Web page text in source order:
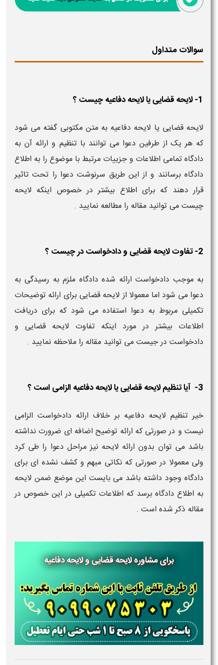
سوالات متداول
1- لایحه قضایی یا لایحه دفاعیه چیست ؟
لایحه قضایی یا لایحه دفاعیه به متن مکتوبی گفته می شود
که هر یک از طرفین دعوا می توانند با تنظیم و ارائه آن به
دادگاه تمامی اطلاعات و جزییات مرتبط با موضوع را به اطلاع
دادگاه برسانند و از این طریق سرنوشت دعوا را تحت تاثیر
قرار دهند که برای اطلاع بیشتر در خصوص اینکه لایحه
چیست می توانید مقاله را مطالعه نمایید .
2- تفاوت لایحه قضایی و دادخواست در چیست ؟
به موجب دادخواست ارائه شده دادگاه ملزم به رسیدگی به
دعوا می شود اما معمولا از لایحه قضایی برای ارائه توضیحات
تکمیلی مربوط به دعوا استفاده می شود که برای دریافت
اطلاعات بیشتر در مورد اینکه تفاوت لایحه قضایی و
دادخواست در جیست می توانید مقاله را ملاحظه نمایید .
3- آیا تنظیم لایحه قضایی یا لایحه دفاعیه الزامی است ؟
خیر تنظیم لایحه دفاعیه بر خلاف ارائه دادخواست الزامی
نیست و در صورتی که ارائه توضیح اضافه ای ضرورت نداشته
باشد می توان بدون ارائه لایحه نیز مراحل دعوا را طی کرد
ولی معمولا در صورتی که نکاتی مبهم و کشف نشده ای برای
دادگاه وجود داشته باشد می بایست این موضع ضمن لایحه
به اطلاع دادگاه برسد که اطلاعات تکمیلی در این خصوص در
مقاله ذکر شده است .
برای مشاوره لایحه قضایی و لایحه دفاعیه